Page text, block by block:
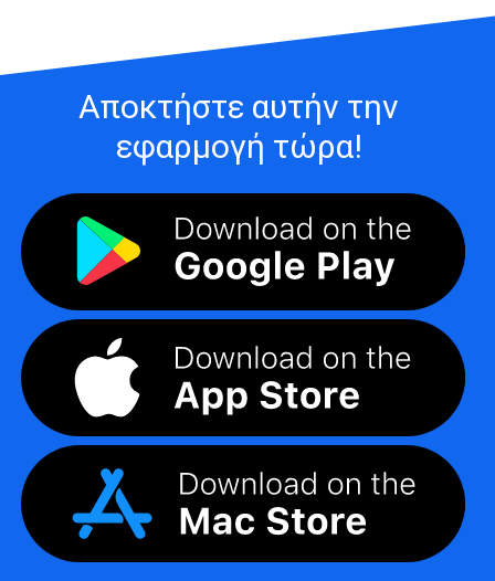
Αποκτήστε αυτήν την
εφαρμογή τώρα!